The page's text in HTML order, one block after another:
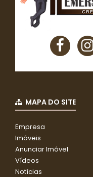
MAPA DO SITE
Empresa
Imóveis
Anunciar Imóvel
Vídeos
Notícias